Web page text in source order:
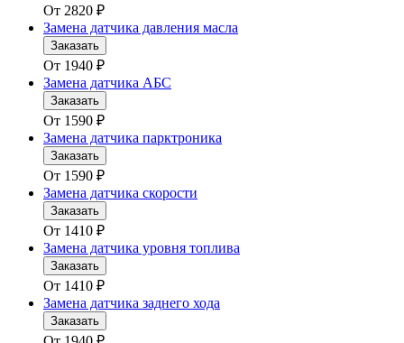
От 2820 ₽
Замена датчика давления масла
Заказать
От 1940 ₽
Замена датчика АБС
Заказать
От 1590 ₽
Замена датчика парктроника
Заказать
От 1590 ₽
Замена датчика скорости
Заказать
От 1410 ₽
Замена датчика уровня топлива
Заказать
От 1410 ₽
Замена датчика заднего хода
Заказать